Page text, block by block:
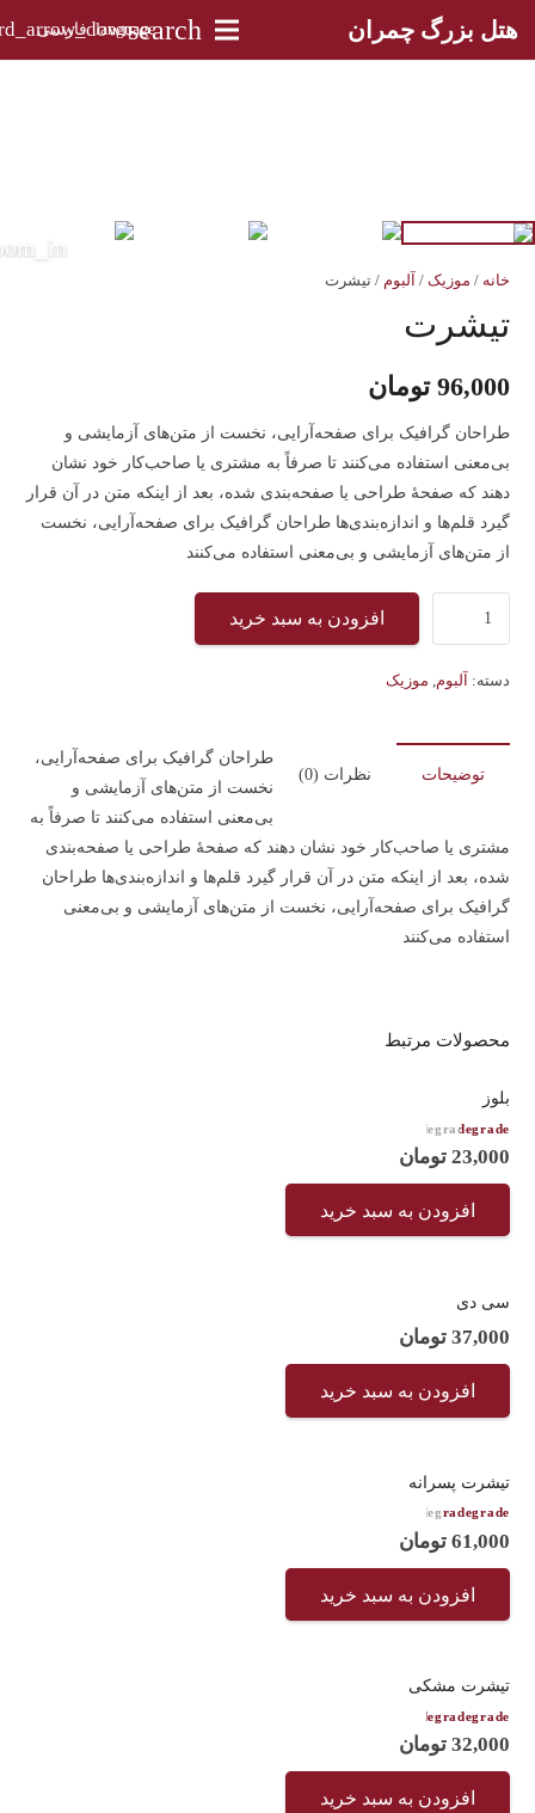
هتل بزرگ چمران search
language فارسی
خانه / موزیک / آلبوم / تیشرت
تیشرت
96,000 تومان
طراحان گرافیک برای صفحه‌آرایی، نخست از متن‌های آزمایشی و
بی‌معنی استفاده می‌کنند تا صرفاً به مشتری یا صاحب‌کار خود نشان
دهند که صفحهٔ طراحی یا صفحه‌بندی شده، بعد از اینکه متن در آن قرار
گیرد قلم‌ها و اندازه‌بندی‌ها طراحان گرافیک برای صفحه‌آرایی، نخست
از متن‌های آزمایشی و بی‌معنی استفاده می‌کنند
افزودن به سبد خرید
دسته: آلبوم, موزیک
توضیحات نظرات (0)
طراحان گرافیک برای صفحه‌آرایی،
نخست از متن‌های آزمایشی و
بی‌معنی استفاده می‌کنند تا صرفاً به
مشتری یا صاحب‌کار خود نشان دهند که صفحهٔ طراحی یا صفحه‌بندی
شده، بعد از اینکه متن در آن قرار گیرد قلم‌ها و اندازه‌بندی‌ها طراحان
گرافیک برای صفحه‌آرایی، نخست از متن‌های آزمایشی و بی‌معنی
استفاده می‌کنند
محصولات مرتبط
بلوز
از 5
23,000 تومان
افزودن به سبد خرید
سی دی
37,000 تومان
افزودن به سبد خرید
تیشرت پسرانه
از 5
61,000 تومان
افزودن به سبد خرید
تیشرت مشکی
از 5
32,000 تومان
افزودن به سبد خرید